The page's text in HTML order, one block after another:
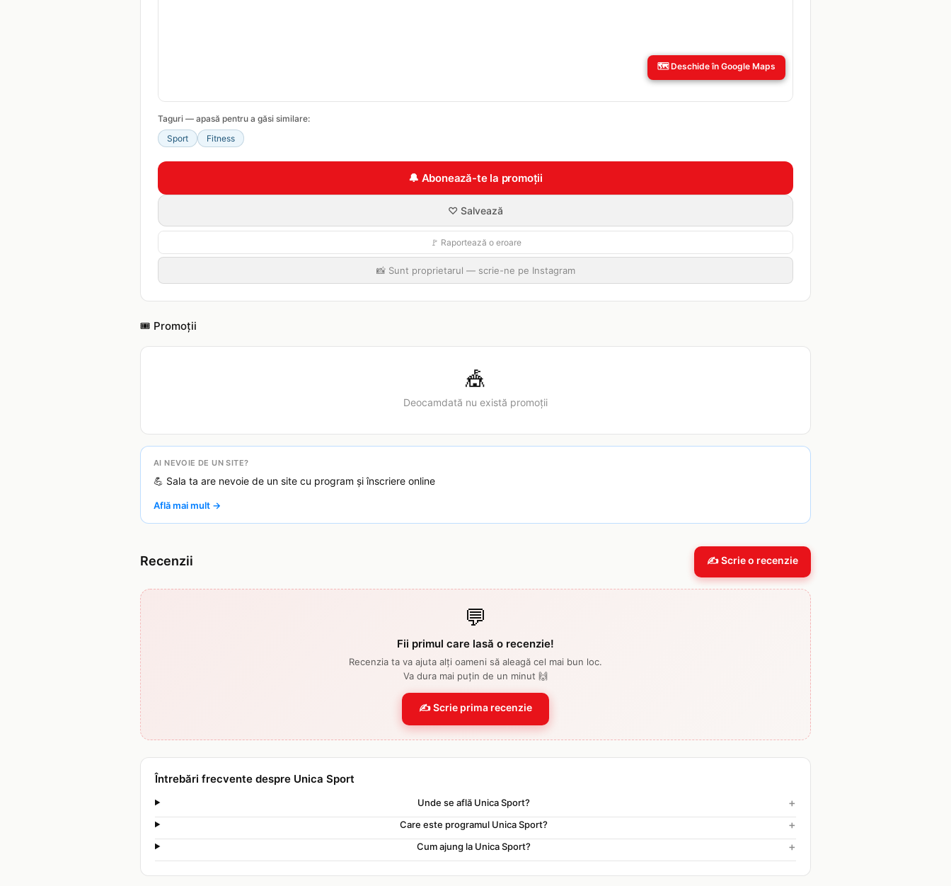
🗺️Deschide în Google Maps
Taguri — apasă pentru a găsi similare:
Sport
Fitness
🔔 Abonează-te la promoții
♡ Salvează
🚩 Raportează o eroare
📸 Sunt proprietarul — scrie-ne pe Instagram
🎟️ Promoții
🎪
Deocamdată nu există promoții
AI NEVOIE DE UN SITE?
💪 Sala ta are nevoie de un site cu program și înscriere online
Află mai mult →
Recenzii ✍️ Scrie o recenzie
💬
Fii primul care lasă o recenzie!
Recenzia ta va ajuta alți oameni să aleagă cel mai bun loc.
Va dura mai puțin de un minut 🙌
✍️ Scrie prima recenzie
Întrebări frecvente despre Unica Sport
Unde se află Unica Sport? +
Care este programul Unica Sport? +
Cum ajung la Unica Sport? +